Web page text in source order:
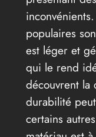
populaires
est léger et
qui le rend
découvrent la
durabilité
certains